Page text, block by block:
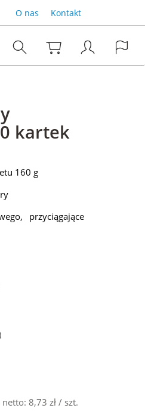
O nas Kontakt
kartek
160 g
przyciągające
netto: 8,73 zł / szt.